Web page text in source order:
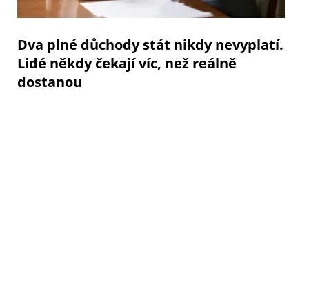
Dva plné důchody stát nikdy nevyplatí.
Lidé někdy čekají víc, než reálně
dostanou